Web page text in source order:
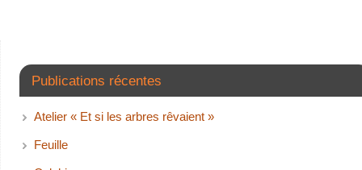
Publications récentes
Atelier « Et si les arbres rêvaient »
Feuille